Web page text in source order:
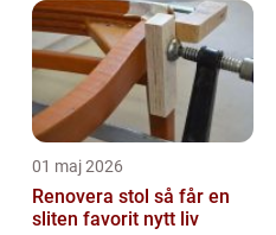
01 maj 2026
Renovera stol så får en
sliten favorit nytt liv